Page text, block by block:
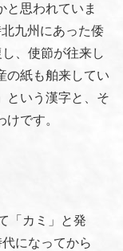
と思われていま
九州にあった倭
、使節が往来し
の紙も舶来してい
という漢字と、そ
です。
「カミ」と発
になってから